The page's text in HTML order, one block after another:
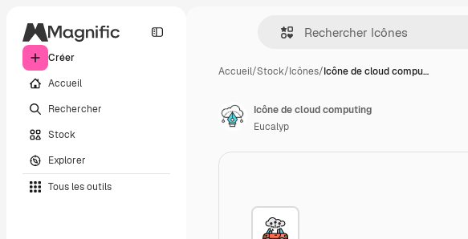
Créer
Accueil
Rechercher
Stock
Explorer
Tous les outils
Accueil/Stock/Icônes/Icône de cloud compu…
Icône de cloud computing
Eucalyp